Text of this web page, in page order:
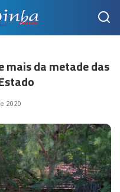
mais da metade das
2020